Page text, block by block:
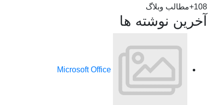
108+ مطالب وبلاگ
آخرین نوشته ها
Microsoft Office